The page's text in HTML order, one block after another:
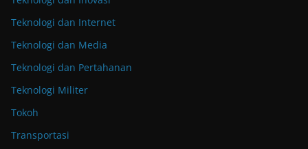
Teknologi dan Internet
Teknologi dan Media
Teknologi dan Pertahanan
Teknologi Militer
Tokoh
Transportasi